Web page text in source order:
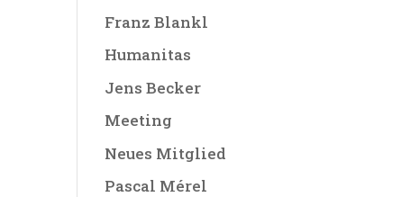
Franz Blankl
Humanitas
Jens Becker
Meeting
Neues Mitglied
Pascal Mérel